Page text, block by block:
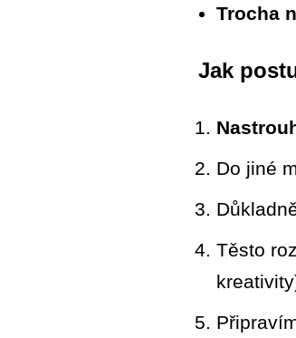
Trocha
Jak
Do jiné
Těsto